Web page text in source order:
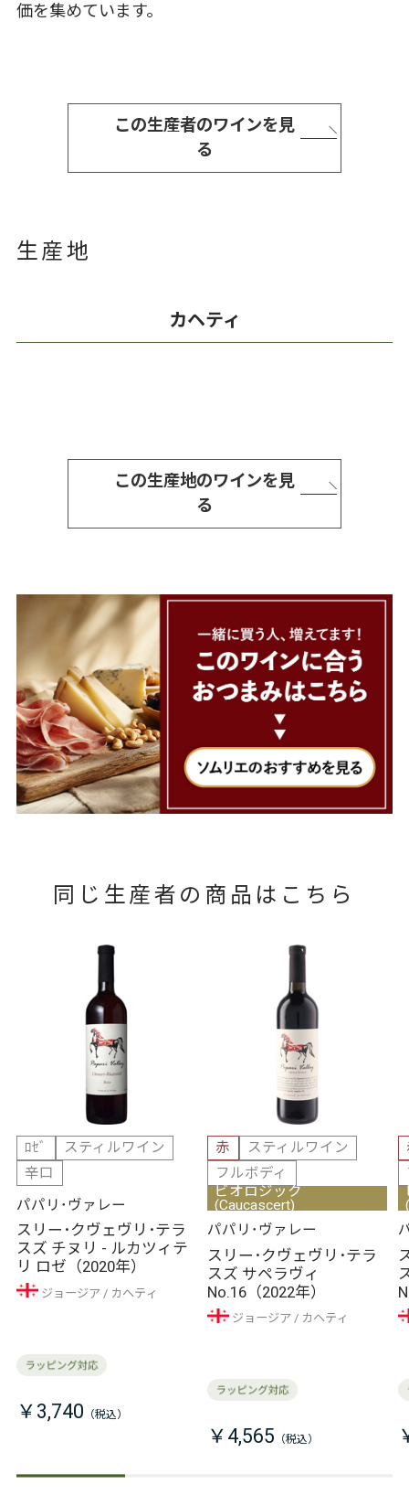
価を集めています。
この生産者のワインを見
る
生産地
カヘティ
この生産地のワインを見
る
同じ生産者の商品はこちら
ﾛｾﾞ
スティルワイン
辛口
パパリ･ヴァレー
スリー･クヴェヴリ･テラ
スズ チヌリ - ルカツィテ
リ ロゼ（2020年）
ジョージア カヘティ
￥3,740
赤
スティルワイン
フルボディ
ビオロジック
(Caucascert)
パパリ･ヴァレー
スリー･クヴェヴリ･テラ
スズ サペラヴィ
No.16（2022年）
ジョージア カヘティ
￥4,565